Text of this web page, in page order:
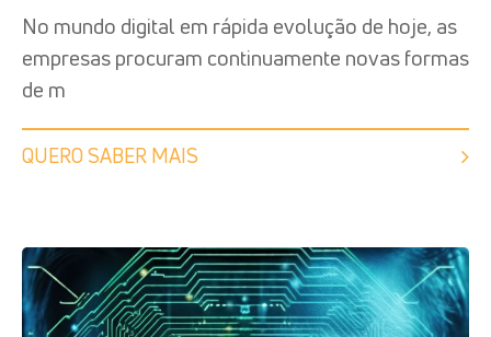
No mundo digital em rápida evolução de hoje, as
empresas procuram continuamente novas formas
de m
QUERO SABER MAIS